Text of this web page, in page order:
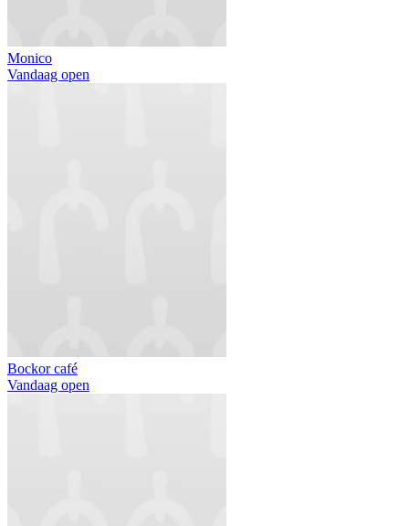
Monico
Vandaag open
Bockor café
Vandaag open